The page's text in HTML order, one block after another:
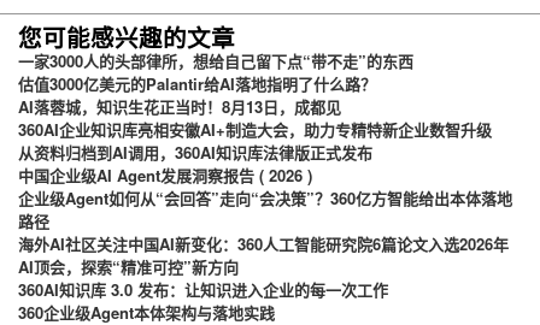
台
您可能感兴趣的文章
一家3000人的头部律所，想给自己留下点“带不走”的东西
估值3000亿美元的Palantir给AI落地指明了什么路？
AI落蓉城，知识生花正当时！8月13日，成都见
360AI企业知识库亮相安徽AI+制造大会，助力专精特新企业数智升级
从资料归档到AI调用，360AI知识库法律版正式发布
中国企业级AI Agent发展洞察报告 ( 2026 )
企业级Agent如何从“会回答”走向“会决策”？360亿方智能给出本体落地
路径
海外AI社区关注中国AI新变化：360人工智能研究院6篇论文入选2026年
AI顶会，探索“精准可控”新方向
360AI知识库 3.0 发布：让知识进入企业的每一次工作
360企业级Agent本体架构与落地实践